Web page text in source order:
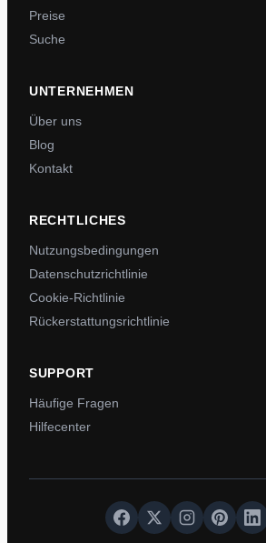
Preise
Suche
UNTERNEHMEN
Über uns
Blog
Kontakt
RECHTLICHES
Nutzungsbedingungen
Datenschutzrichtlinie
Cookie-Richtlinie
Rückerstattungsrichtlinie
SUPPORT
Häufige Fragen
Hilfecenter